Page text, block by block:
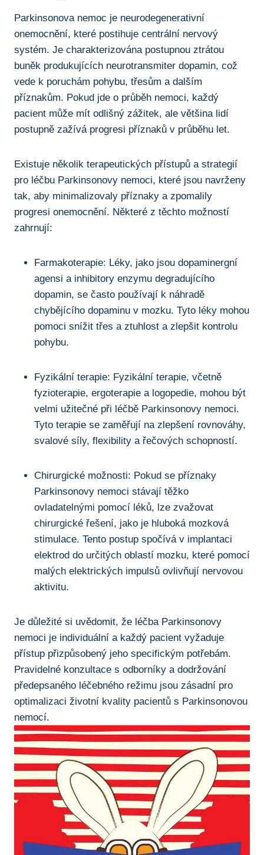
Parkinsonova nemoc‍ je neurodegenerativní
onemocnění, které‌ postihuje centrální ⁤nervový
systém. Je charakterizována​ postupnou ‍ztrátou​
buněk produkujících neurotransmiter⁢ dopamin, což
vede k poruchám pohybu, ‌třesům ‍a ‌dalším​
příznakům. Pokud jde o průběh nemoci, každý‌
pacient může mít odlišný zážitek, ale většina lidí
postupně zažívá progresi příznaků v ⁤průběhu let.
Existuje několik ⁢terapeutických přístupů a strategií
pro léčbu Parkinsonovy ⁢nemoci,​ které jsou navrženy
tak, aby minimalizovaly​ příznaky a zpomalily‍
progresi⁣ onemocnění. ‍Některé z těchto možností
zahrnují:
Farmakoterapie: Léky, jako jsou dopaminergní
agensi ‌a⁤ inhibitory enzymu degradujícího
⁤dopamin,‍ se⁤ často ​používají ⁢k náhradě
chybějícího dopaminu​ v mozku. Tyto léky mohou
⁣pomoci ⁤snížit ⁣třes ⁣a ztuhlost a zlepšit kontrolu
pohybu.
Fyzikální terapie: Fyzikální terapie, včetně
‍fyzioterapie, ergoterapie a logopedie, mohou ‍být
velmi užitečné při léčbě Parkinsonovy nemoci.
⁢Tyto terapie se zaměřují na zlepšení rovnováhy,
svalové síly, flexibility a⁤ řečových schopností.
Chirurgické možnosti: Pokud ⁢se příznaky
Parkinsonovy nemoci stávají těžko
ovladatelnými pomocí léků, ⁤lze ‌zvažovat
chirurgické řešení, jako⁣ je hluboká ‌mozková
⁤stimulace. Tento postup spočívá v​ implantaci
⁣elektrod do⁣ určitých oblastí mozku, které pomocí
malých elektrických impulsů‍ ovlivňují nervovou
aktivitu.
Je důležité⁤ si⁣ uvědomit, že léčba⁤ Parkinsonovy
nemoci je individuální⁤ a ‌každý pacient vyžaduje
přístup‍ přizpůsobený⁤ jeho specifickým ⁢potřebám.
Pravidelné konzultace s odborníky a dodržování
předepsaného léčebného ⁢režimu jsou zásadní pro ​
optimalizaci životní kvality pacientů ‌s Parkinsonovou
nemocí.